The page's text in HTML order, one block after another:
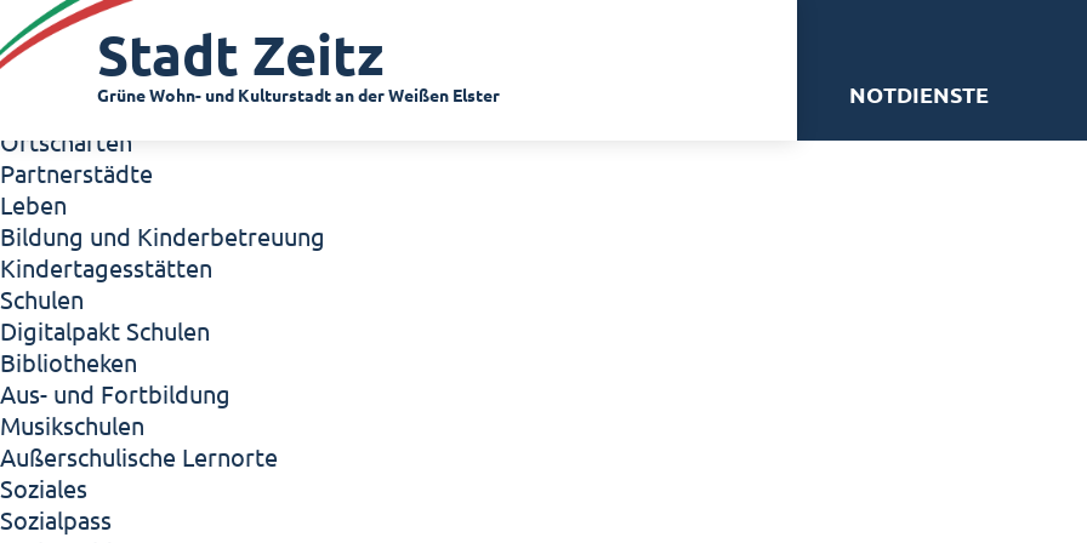
Zeitz - Die Kleinstadt
Willkommen in Zeitz!
Interview mit Oberbürgermeister Christian Thieme
Zeitz - Stadt der Zukunft
Ortschaften
Partnerstädte
Leben
Bildung und Kinderbetreuung
Kindertagesstätten
Schulen
Digitalpakt Schulen
Bibliotheken
Aus- und Fortbildung
Musikschulen
Außerschulische Lernorte
Soziales
Sozialpass
Stadt Zeitz
Grüne Wohn- und Kulturstadt an der Weißen Elster NOTDIENSTE